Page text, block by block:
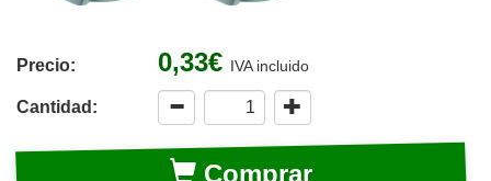
Precio: 0,33€ IVA incluido
Cantidad:
Comprar